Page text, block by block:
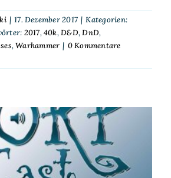
| 17. Dezember 2017 | Kategorien:
2017,40k,D&D,DnD,
,Warhammer | 0 Kommentare
106: Der